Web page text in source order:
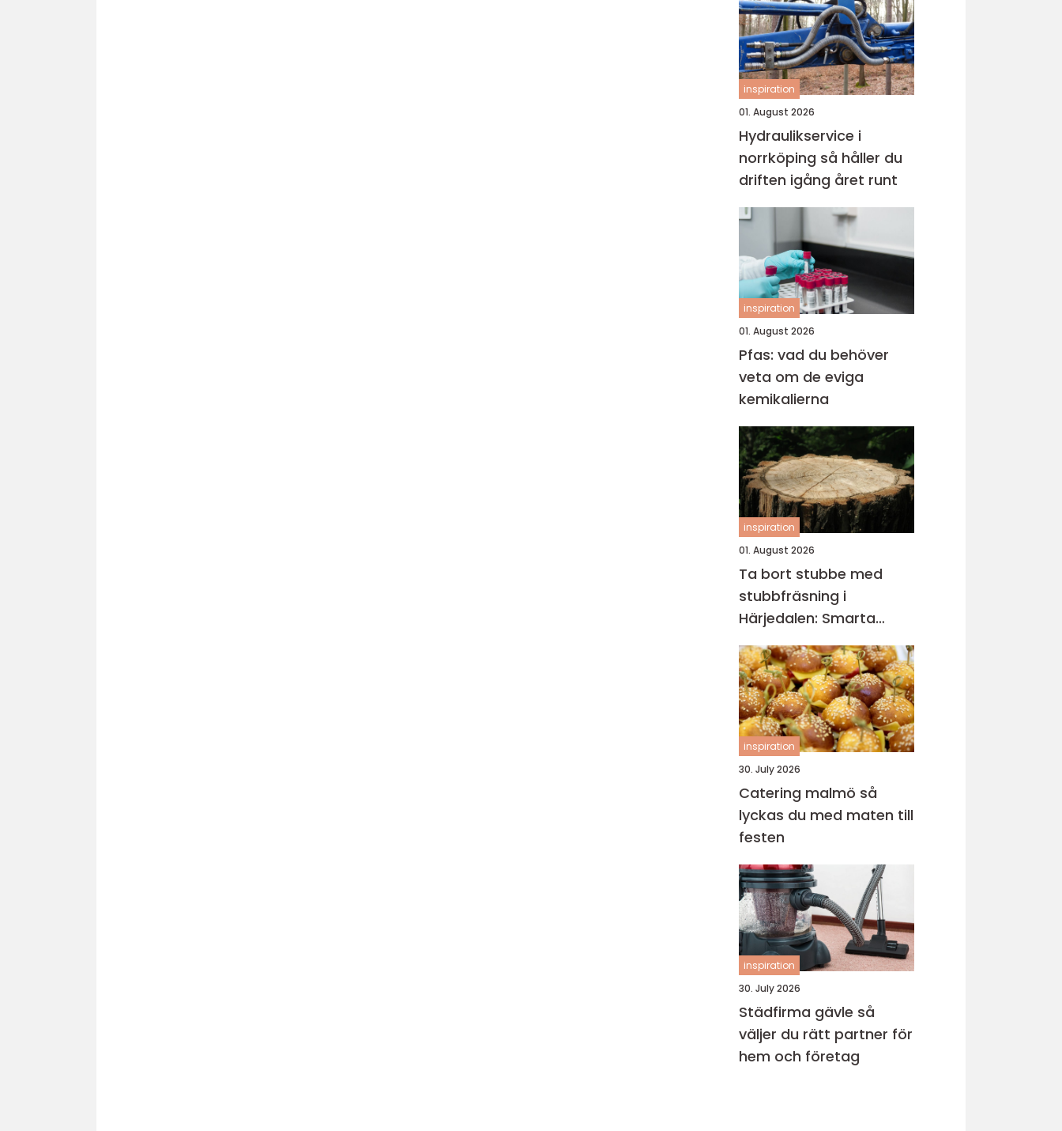
inspiration
01. August 2026
Hydraulikservice i
norrköping så håller du
driften igång året runt
inspiration
01. August 2026
Pfas: vad du behöver
veta om de eviga
kemikalierna
inspiration
01. August 2026
Ta bort stubbe med
stubbfräsning i
Härjedalen: Smarta
metoder för tomten
inspiration
30. July 2026
Catering malmö så
lyckas du med maten till
festen
inspiration
30. July 2026
Städfirma gävle så
väljer du rätt partner för
hem och företag